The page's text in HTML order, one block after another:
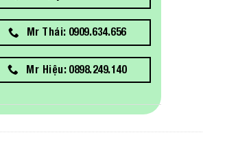
Mr Thái: 0909.634.656
Mr Hiệu: 0898.249.140